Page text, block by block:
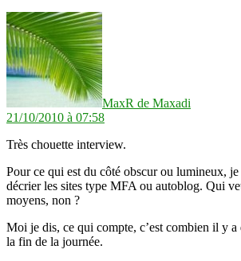
MaxR de Maxadi
21/10/2010 à 07:58
Très chouette interview.
Pour ce qui est du côté obscur ou lumineux, je
décrier les sites type MFA ou autoblog. Qui
moyens, non ?
Moi je dis, ce qui compte, c’est combien il y a
la fin de la journée.